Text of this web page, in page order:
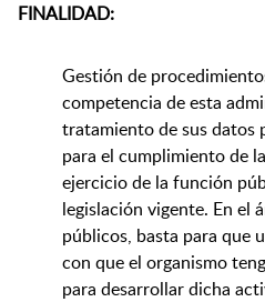
FINALIDAD:
Gestión de
competencia de esta
tratamiento de sus datos
para el cumplimiento de
ejercicio de la función
legislación vigente. En el
públicos, basta para que
con que el organismo
para desarrollar dicha